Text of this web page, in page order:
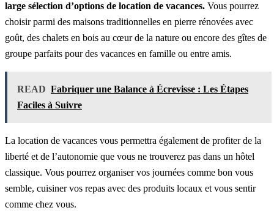
large sélection d’options de location de vacances. Vous pourrez
choisir parmi des maisons traditionnelles en pierre rénovées avec
goût, des chalets en bois au cœur de la nature ou encore des gîtes de
groupe parfaits pour des vacances en famille ou entre amis.
READ Fabriquer une Balance à Écrevisse : Les Étapes
Faciles à Suivre
La location de vacances vous permettra également de profiter de la
liberté et de l’autonomie que vous ne trouverez pas dans un hôtel
classique. Vous pourrez organiser vos journées comme bon vous
semble, cuisiner vos repas avec des produits locaux et vous sentir
comme chez vous.